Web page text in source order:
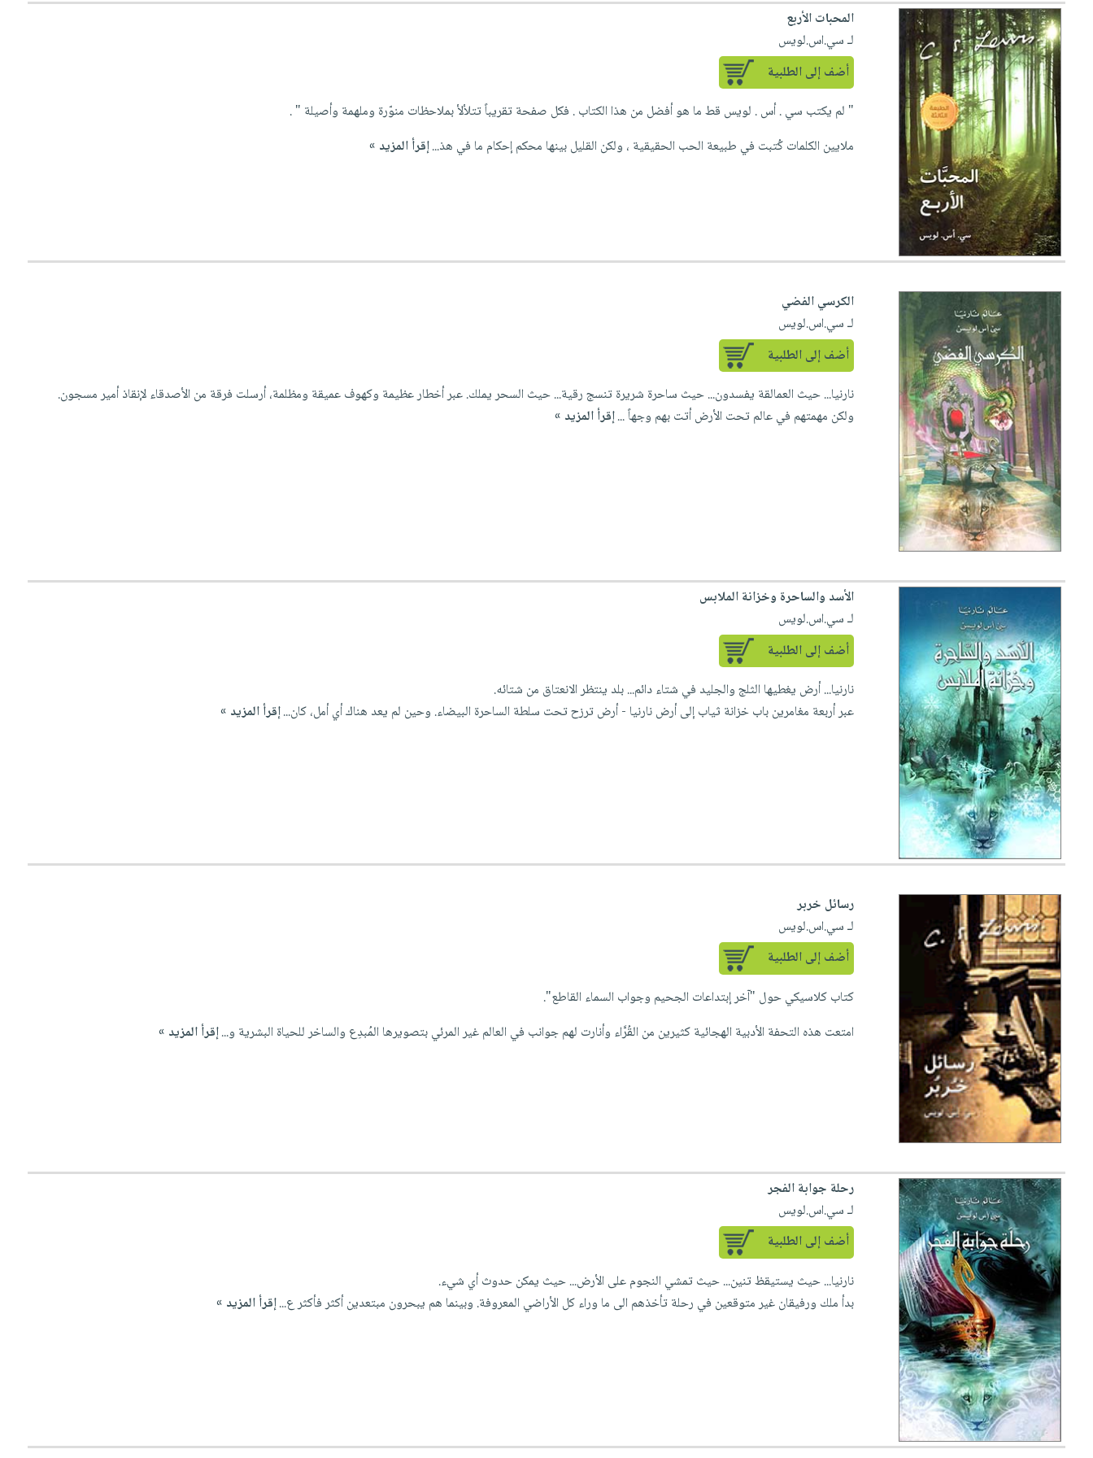
العناية
بالأسنان
الحمية
والتغذية
أدوات
المائدة
الأوعية
والتخزين
أدوات
المطبخ
الأكثر
مبيعاً
العودة
للمدارس
اكسسوارات
كتب
اكسسوارات
منزلية
اكسسوارات
ملابس
مطرزات
عناية
بالذات
صابون
أطفال
مناسبات
شحن
مجاني
بنود
مختارة
اشتراكات
كل
الاشتراكات
صندوق
القراءة
iKitab
بلا
حدود
بحث
متقدم
وفرات
الشركة
سياسة
الشركة
فيديوهات
أسئلة
يتكرر
طرحها
خدمات
نيل
وفرات
انشر
تواصل
حسابك
لائحة
الأمنيات
عربة
التسوق
نشرة
الإصدارات
المحبات الأربع
لـ سي.اس.لويس
أضف إلى الطلبية
" لم يكتب سي . أس . لويس قط ما هو أفضل من هذا الكتاب . فكل صفحة تقريباً تتلألأ بملاحظات منوّرة وملهمة وأصيلة " .
ملايين الكلمات كُتبت في طبيعة الحب الحقيقية ، ولكن القليل بينها محكم إحكام ما في هذ...إقرأ المزيد »
الكرسي الفضي
لـ سي.اس.لويس
أضف إلى الطلبية
نارنيا... حيث العمالقة يفسدون... حيث ساحرة شريرة تنسج رقية... حيث السحر يملك. عبر أخطار عظيمة وكهوف عميقة ومظلمة، أرسلت فرقة من الأصدقاء لإنقاذ أمير مسجون.
ولكن مهمتهم في عالم تحت الأرض أتت بهم وجهاً ...إقرأ المزيد »
الأسد والساحرة وخزانة الملابس
لـ سي.اس.لويس
أضف إلى الطلبية
نارنيا... أرض يغطيها الثلج والجليد في شتاء دائم... بلد ينتظر الانعتاق من شتائه.
عبر أربعة مغامرين باب خزانة ثياب إلى أرض نارنيا - أرض ترزح تحت سلطة الساحرة البيضاء. وحين لم يعد هناك أي أمل، كان...إقرأ المزيد »
رسائل خربر
لـ سي.اس.لويس
أضف إلى الطلبية
كتاب كلاسيكي حول "آخر إبتداعات الجحيم وجواب السماء القاطع".
امتعت هذه التحفة الأدبية الهجائية كثيرين من القُرَّاء وأنارت لهم جوانب في العالم غير المرئي بتصويرها المُبدِع والساخر للحياة البشرية و...إقرأ المزيد »
رحلة جوابة الفجر
لـ سي.اس.لويس
أضف إلى الطلبية
نارنيا... حيث يستيقظ تنين... حيث تمشي النجوم على الأرض... حيث يمكن حدوث أي شيء.
بدأ ملك ورفيقان غير متوقعين في رحلة تأخذهم الى ما وراء كل الأراضي المعروفة. وبينما هم يبحرون مبتعدين أكثر فأكثر ع...إقرأ المزيد »